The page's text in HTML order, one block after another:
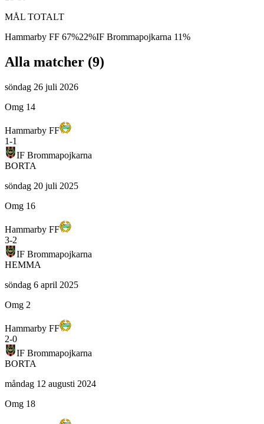
MÅL TOTALT
Hammarby FF 67%22%IF Brommapojkarna 11%
Alla matcher (9)
söndag 26 juli 2026
Omg 14
Hammarby FF
1-1
IF Brommapojkarna
BORTA
söndag 20 juli 2025
Omg 16
Hammarby FF
3-2
IF Brommapojkarna
HEMMA
söndag 6 april 2025
Omg 2
Hammarby FF
2-0
IF Brommapojkarna
BORTA
måndag 12 augusti 2024
Omg 18